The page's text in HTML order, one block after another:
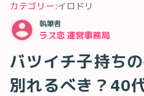
カテゴリー:イロドリ
執筆者
ラス恋 運営事務局
バツイチ子持ち
別れるべき？40